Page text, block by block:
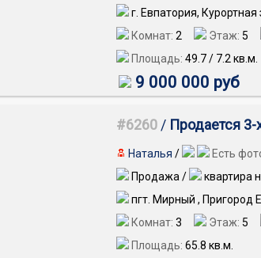
г. Евпатория,
Комнат: 2 Этаж: 5
Площадь: 49.7/ 7.2 кв.м.
9 000 000 руб
#6260 / Продается 3-
Наталья /
Есть
Продажа /
квартира
пгт. Мирный , Пригород
Комнат: 3 Этаж: 5
Площадь: 65.8 кв.м.